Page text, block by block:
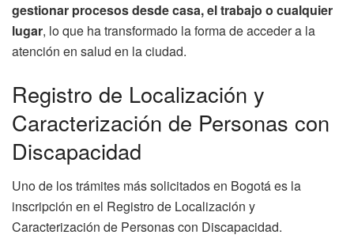
gestionar procesos desde casa, el trabajo o cualquier
lugar, lo que ha transformado la forma de acceder a la
atención en salud en la ciudad.
Registro de Localización y
Caracterización de Personas con
Discapacidad
Uno de los trámites más solicitados en Bogotá es la
inscripción en el Registro de Localización y
Caracterización de Personas con Discapacidad.